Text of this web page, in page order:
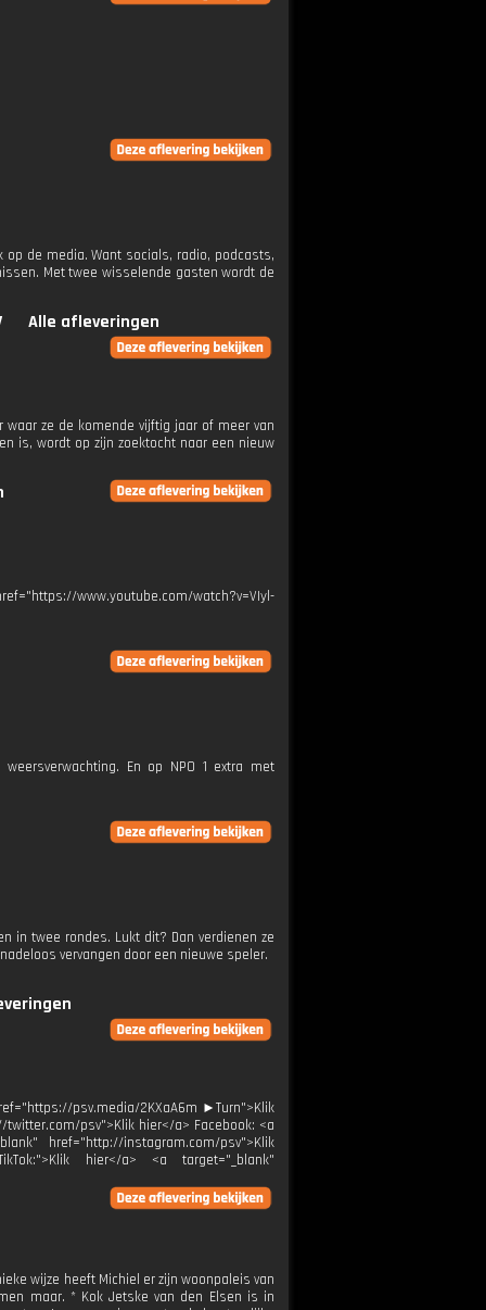
op de media. Want socials, radio, podcasts,
Met twee wisselende gasten wordt de
Alle afleveringen
ze de komende vijftig jaar of meer van
is, wordt op zijn zoektocht naar een nieuw
www.youtube.com/watch?v=VIyl-
En op NPO 1 extra met
in twee rondes. Lukt dit? Dan verdienen ze
vervangen door een nieuwe speler.
psv.media/2KXaA6m ►Turn">Klik
psv">Klik hier</a> Facebook: <a
href="http://instagram.com/psv">Klik
hier</a> <a target="_blank"
wijze heeft Michiel er zijn woonpaleis van
maar. * Kok Jetske van den Elsen is in